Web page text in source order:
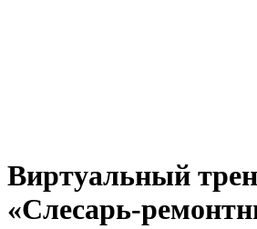
Виртуальный
«Слесарь-